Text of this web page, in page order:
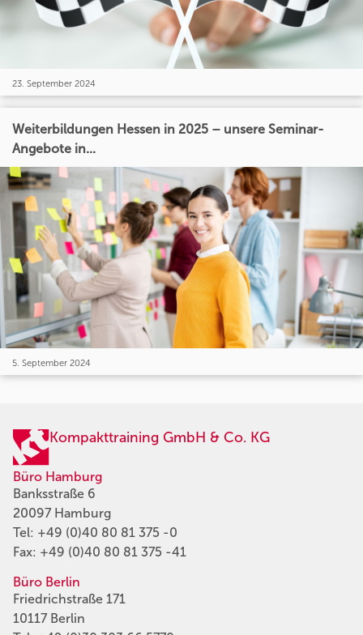
23. September 2024
Weiterbildungen Hessen in 2025 – unsere Seminar-
Angebote in...
5. September 2024
Kompakttraining GmbH & Co. KG
Büro Hamburg
Banksstraße 6
20097 Hamburg
Tel: +49 (0)40 80 81 375 -0
Fax: +49 (0)40 80 81 375 -41
Büro Berlin
Friedrichstraße 171
10117 Berlin